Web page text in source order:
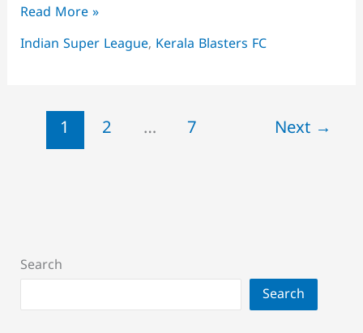
കേരളത്തിലെ
ജനങ്ങളുടെ
സ്നേഹം:
Read More »
Indian Super League, Kerala Blasters FC
1 2 … 7 Next →
Search
Search